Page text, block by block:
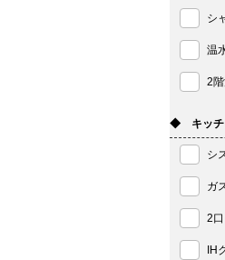
シ
温
2
◆ キッチ
シ
ガ
2
IH